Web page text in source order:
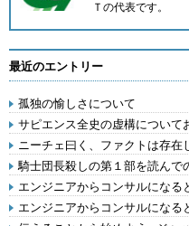
Ｔ の代表です。
最近のエントリー
孤独の愉しさについて
サピエンス全史の虚構について
ニーチェ曰く、ファクトは存在
騎士団長殺しの第１部を読んで
エンジニアからコンサルになる
エンジニアからコンサルになる